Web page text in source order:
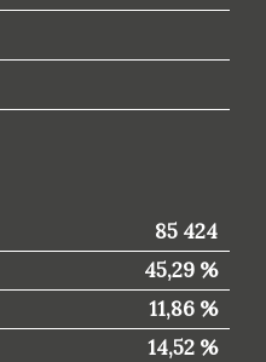
85 424
45,29 %
11,86 %
14,52 %